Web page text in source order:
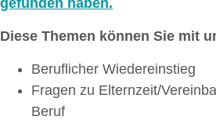
gefunden haben.
Diese Themen können Sie mit
Beruflicher Wiedereinstieg
Fragen zu Elternzeit/
Beruf